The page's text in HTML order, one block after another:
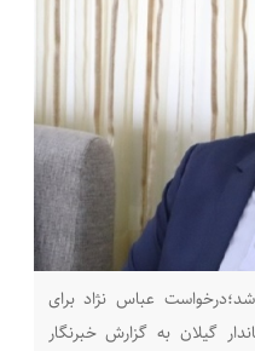
عباس نژاد برای
گیلان به گزارش خبرنگار